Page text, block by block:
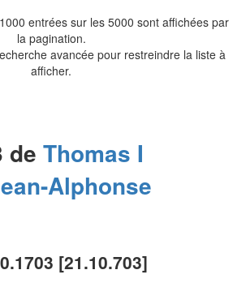
entrées sur les 5000 sont affichées par
la pagination.
avancée pour restreindre la liste à
afficher.
de Thomas I
Alphonse
[21.10.703]